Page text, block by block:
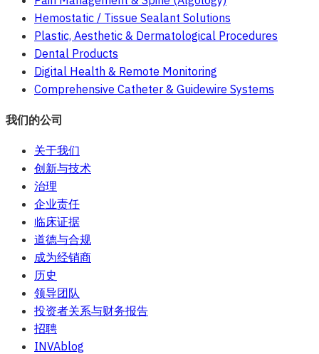
Hemostatic / Tissue Sealant Solutions
Plastic, Aesthetic & Dermatological Procedures
Dental Products
Digital Health & Remote Monitoring
Comprehensive Catheter & Guidewire Systems
我们的公司
关于我们
创新与技术
治理
企业责任
临床证据
道德与合规
成为经销商
历史
领导团队
投资者关系与财务报告
招聘
INVAblog